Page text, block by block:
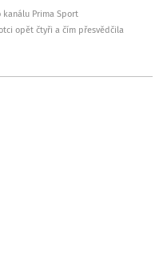
Prima Sport
opět čtyři a čím přesvědčila